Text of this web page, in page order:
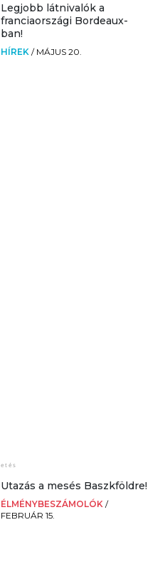
Legjobb látnivalók a
franciaországi Bordeaux-
ban!
HÍREK / MÁJUS 20.
Utazás a mesés Baszkföldre!
ÉLMÉNYBESZÁMOLÓK /
FEBRUÁR 15.